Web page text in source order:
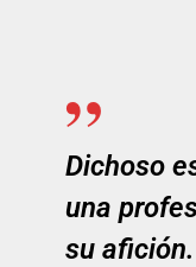
Dichoso
una
su afición.